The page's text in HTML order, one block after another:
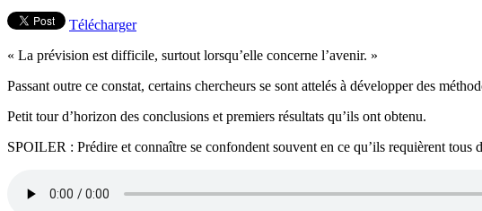
Télécharger
« La prévision est difficile, surtout lorsqu’elle concerne l’avenir. »
Passant outre ce constat, certains chercheurs se sont attelés à développer des
Petit tour d’horizon des conclusions et premiers résultats qu’ils ont obtenu.
SPOILER : Prédire et connaître se confondent souvent en ce qu’ils requièrent tous